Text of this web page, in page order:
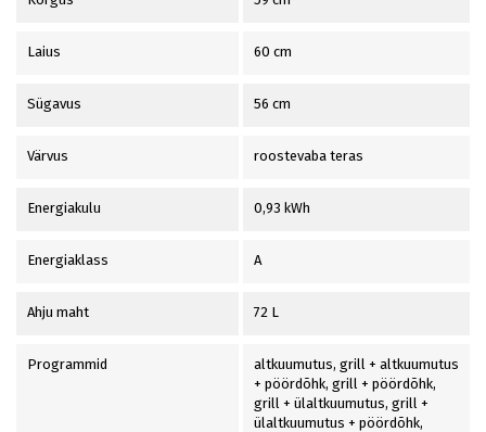
Laius 60 cm
Sügavus 56 cm
Värvus roostevaba teras
Energiakulu 0,93 kWh
Energiaklass A
Ahju maht 72 L
Programmid
altkuumutus, grill + altkuumutus
+ pöördõhk, grill + pöördõhk,
grill + ülaltkuumutus, grill +
ülaltkuumutus + pöördõhk,